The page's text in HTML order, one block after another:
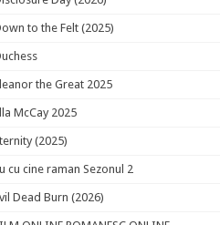
to the Felt (2025)
the Great 2025
McCay 2025
(2025)
cu cine raman Sezonul 2
Dead Burn (2026)